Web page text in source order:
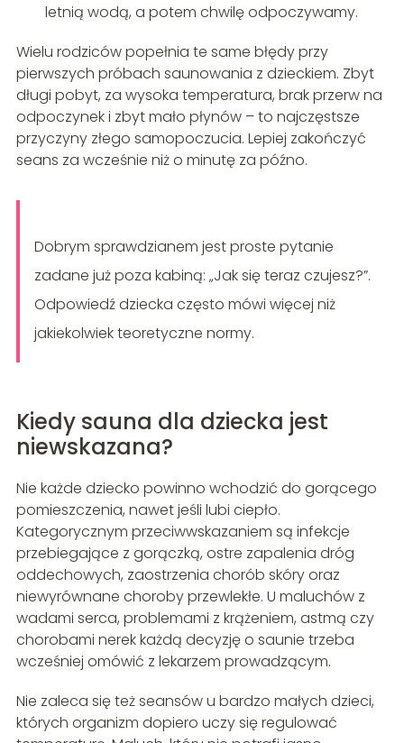
letnią wodą, a potem chwilę odpoczywamy.
Wielu rodziców popełnia te same błędy przy
pierwszych próbach saunowania z dzieckiem. Zbyt
długi pobyt, za wysoka temperatura, brak przerw na
odpoczynek i zbyt mało płynów – to najczęstsze
przyczyny złego samopoczucia. Lepiej zakończyć
seans za wcześnie niż o minutę za późno.
Dobrym sprawdzianem jest proste pytanie
zadane już poza kabiną: „Jak się teraz czujesz?”.
Odpowiedź dziecka często mówi więcej niż
jakiekolwiek teoretyczne normy.
Kiedy sauna dla dziecka jest
niewskazana?
Nie każde dziecko powinno wchodzić do gorącego
pomieszczenia, nawet jeśli lubi ciepło.
Kategorycznym przeciwwskazaniem są infekcje
przebiegające z gorączką, ostre zapalenia dróg
oddechowych, zaostrzenia chorób skóry oraz
niewyrównane choroby przewlekłe. U maluchów z
wadami serca, problemami z krążeniem, astmą czy
chorobami nerek każdą decyzję o saunie trzeba
wcześniej omówić z lekarzem prowadzącym.
Nie zaleca się też seansów u bardzo małych dzieci,
których organizm dopiero uczy się regulować